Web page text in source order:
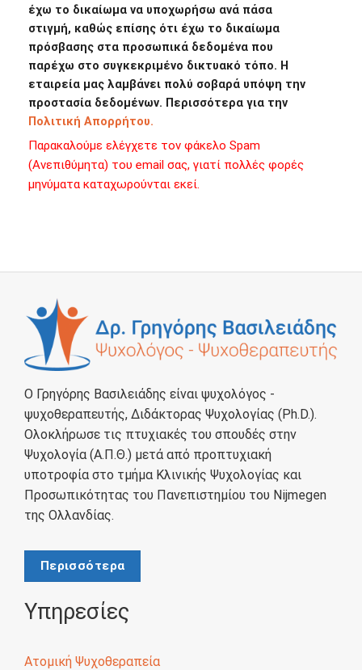
έχω το δικαίωμα να υποχωρήσω ανά πάσα
στιγμή, καθώς επίσης ότι έχω το δικαίωμα
πρόσβασης στα προσωπικά δεδομένα που
παρέχω στο συγκεκριμένο δικτυακό τόπο. Η
εταιρεία μας λαμβάνει πολύ σοβαρά υπόψη την
προστασία δεδομένων. Περισσότερα για την
Πολιτική Απορρήτου.
Παρακαλούμε ελέγχετε τον φάκελο Spam
(Ανεπιθύμητα) του email σας, γιατί πολλές φορές
μηνύματα καταχωρούνται εκεί.
Ο Γρηγόρης Βασιλειάδης είναι ψυχολόγος -
ψυχοθεραπευτής, Διδάκτορας Ψυχολογίας (Ph.D.).
Ολοκλήρωσε τις πτυχιακές του σπουδές στην
Ψυχολογία (Α.Π.Θ.) μετά από προπτυχιακή
υποτροφία στο τμήμα Κλινικής Ψυχολογίας και
Προσωπικότητας του Πανεπιστημίου του Nijmegen
της Ολλανδίας.
Περισσότερα
Υπηρεσίες
Ατομική Ψυχοθεραπεία